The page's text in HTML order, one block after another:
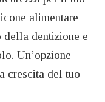
alimentare
della dentizione e
Un’opzione
crescita del tuo